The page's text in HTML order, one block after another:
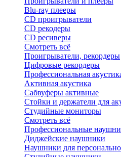
Blu-ray плееры
CD проигрыватели
CD рекодеры
CD ресиверы
Смотреть всё
Проигрыватели, рекордеры
Цифровые рекордеры
Профессиональная
Активная акустика
Сабвуферы активные
Стойки и держатели для
Студийные мониторы
Смотреть всё
Профессиональные
Диджейские наушники
Наушники для